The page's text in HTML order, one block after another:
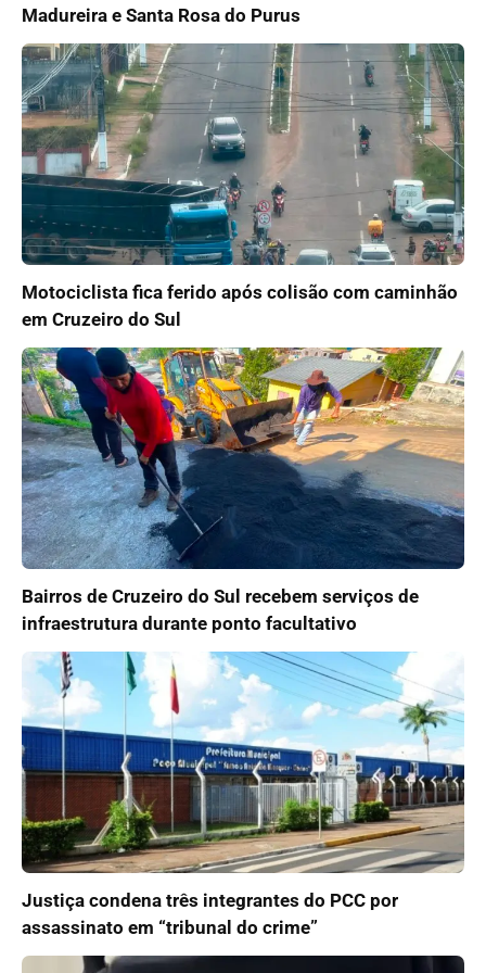
Madureira e Santa Rosa do Purus
Motociclista fica ferido após colisão com caminhão
em Cruzeiro do Sul
Bairros de Cruzeiro do Sul recebem serviços de
infraestrutura durante ponto facultativo
Justiça condena três integrantes do PCC por
assassinato em “tribunal do crime”